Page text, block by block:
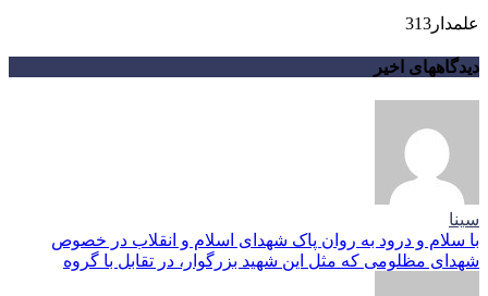
علمدار313
دیدگاههای اخیر
سینا
با سلام و درود به روان پاک شهدای اسلام و انقلاب در خصوص
شهدای مظلومی که مثل این شهید بزرگوار، در تقابل با گروه